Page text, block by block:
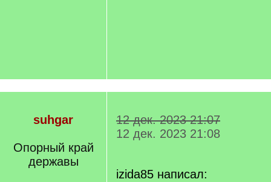
suhgar
Опорный край
державы
12 дек. 2023 21:07
12 дек. 2023 21:08
izida85 написал: